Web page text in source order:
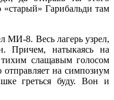
Гарибальди там
МИ-8. Весь лагерь узрел,
Причем, натыкаясь на
слащавым голосом
на симпозиум
греться буду. Вон и